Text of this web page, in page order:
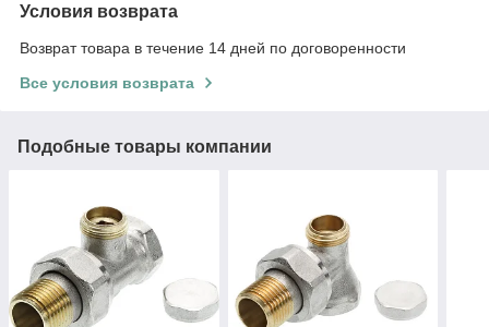
Условия возврата
Возврат товара в течение 14 дней по договоренности
Все условия возврата
Подобные товары компании